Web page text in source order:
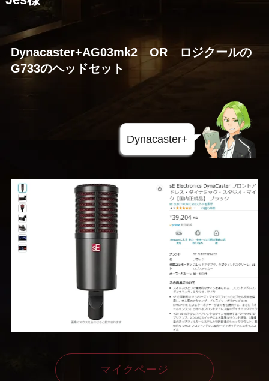
Dynacaster+AG03mk2 OR ロジクールの
G733のヘッドセット
Dynacaster+
マイクページ